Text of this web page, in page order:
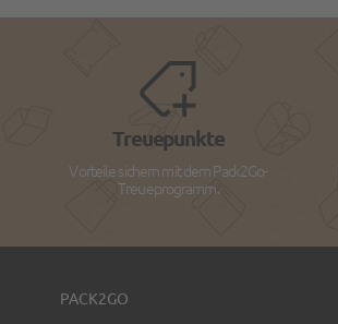
Treuepunkte
Vorteile sichern mit dem Pack2Go-
Treueprogramm.
PACK2GO